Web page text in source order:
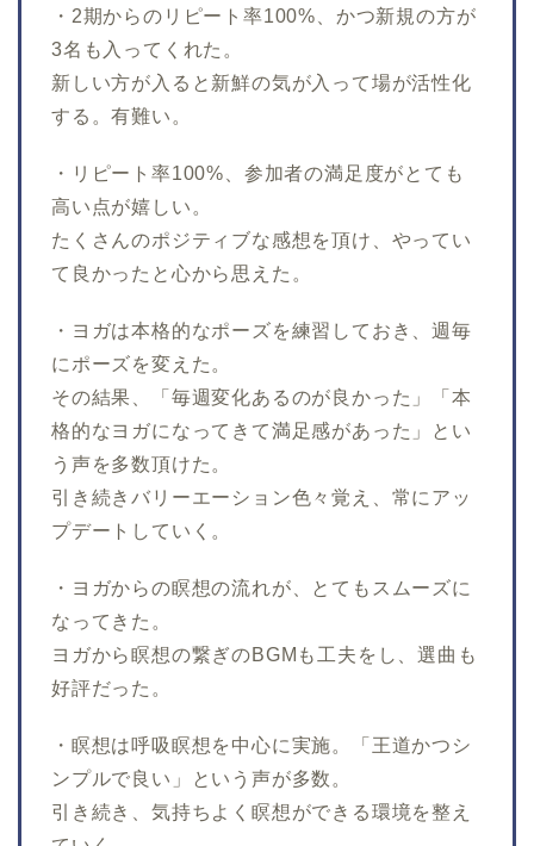
・2期からのリピート率100%、かつ新規の方が
3名も入ってくれた。
新しい方が入ると新鮮の気が入って場が活性化
する。有難い。
・リピート率100%、参加者の満足度がとても
高い点が嬉しい。
たくさんのポジティブな感想を頂け、やってい
て良かったと心から思えた。
・ヨガは本格的なポーズを練習しておき、週毎
にポーズを変えた。
その結果、「毎週変化あるのが良かった」「本
格的なヨガになってきて満足感があった」とい
う声を多数頂けた。
引き続きバリーエーション色々覚え、常にアッ
プデートしていく。
・ヨガからの瞑想の流れが、とてもスムーズに
なってきた。
ヨガから瞑想の繋ぎのBGMも工夫をし、選曲も
好評だった。
・瞑想は呼吸瞑想を中心に実施。「王道かつシ
ンプルで良い」という声が多数。
引き続き、気持ちよく瞑想ができる環境を整え